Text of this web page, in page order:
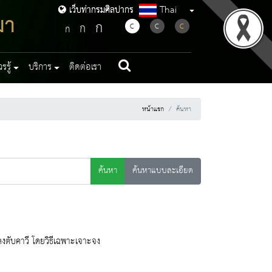
เว็บท่ากรมศิลปากร
เว็บท่ากรมศิลปากร Thai
ก ก ก C C C
รู้ บริการ ติดต่อเรา
หน้าแรก ค้นหา
ค้นหา ค้นหาแบบละเอียด
บคาวี โดยวิธีเฉพาะเจาะจง